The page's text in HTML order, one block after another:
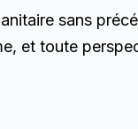
sans
et toute